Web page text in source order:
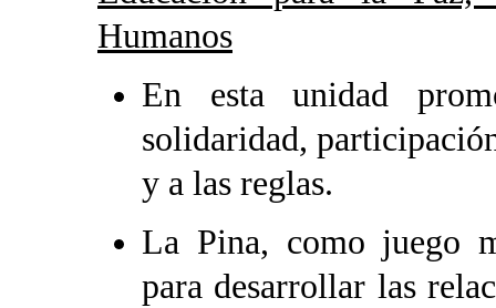
Humanos
En esta unidad
solidaridad,
y a las reglas.
La Pina, como juego
para desarrollar las